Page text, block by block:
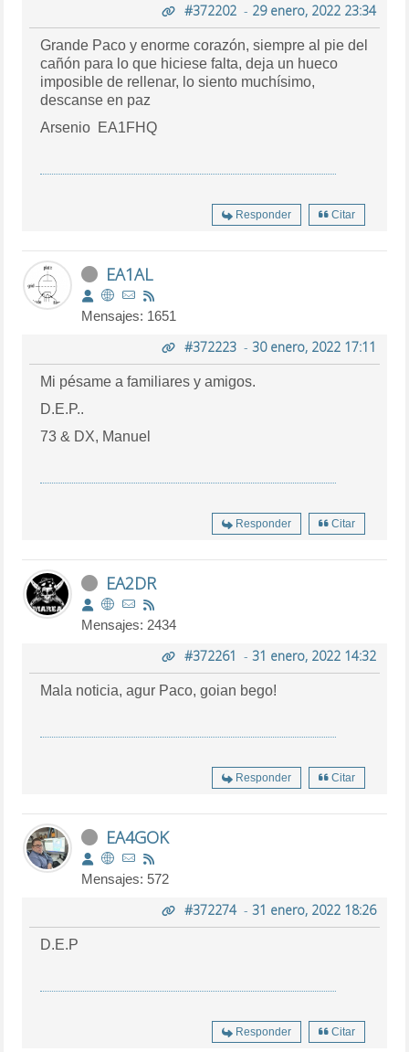
#372202- 29 enero, 2022 23:34
Grande Paco y enorme corazón, siempre al pie del
cañón para lo que hiciese falta, deja un hueco
imposible de rellenar, lo siento muchísimo,
descanse en paz
Arsenio EA1FHQ
Responder Citar
EA1AL
Mensajes: 1651
#372223- 30 enero, 2022 17:11
Mi pésame a familiares y amigos.
D.E.P..
73 & DX, Manuel
Responder Citar
EA2DR
Mensajes: 2434
#372261 - 31 enero, 2022 14:32
Mala noticia, agur Paco, goian bego!
Responder Citar
EA4GOK
Mensajes: 572
#372274- 31 enero, 2022 18:26
D.E.P
Responder Citar